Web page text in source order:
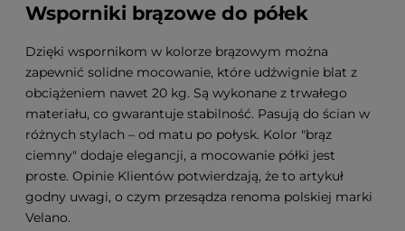
Wsporniki brązowe do półek
Dzięki wspornikom w kolorze brązowym można
zapewnić solidne mocowanie, które udźwignie blat z
obciążeniem nawet 20 kg. Są wykonane z trwałego
materiału, co gwarantuje stabilność. Pasują do ścian w
różnych stylach – od matu po połysk. Kolor "brąz
ciemny" dodaje elegancji, a mocowanie półki jest
proste. Opinie Klientów potwierdzają, że to artykuł
godny uwagi, o czym przesądza renoma polskiej marki
Velano.